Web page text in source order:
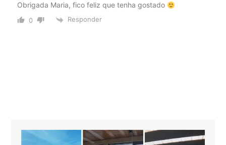
Obrigada Maria, fico feliz que tenha gostado
0 Responder